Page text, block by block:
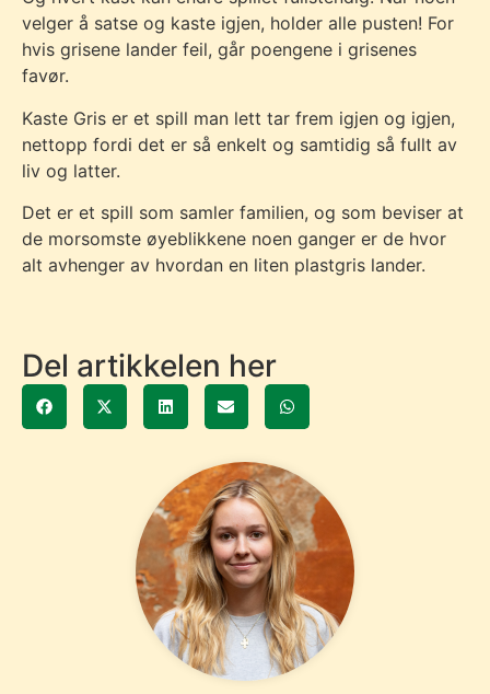
velger å satse og kaste igjen, holder alle pusten! For
hvis grisene lander feil, går poengene i grisenes
favør.
Kaste Gris er et spill man lett tar frem igjen og igjen,
nettopp fordi det er så enkelt og samtidig så fullt av
liv og latter.
Det er et spill som samler familien, og som beviser at
de morsomste øyeblikkene noen ganger er de hvor
alt avhenger av hvordan en liten plastgris lander.
Del artikkelen her